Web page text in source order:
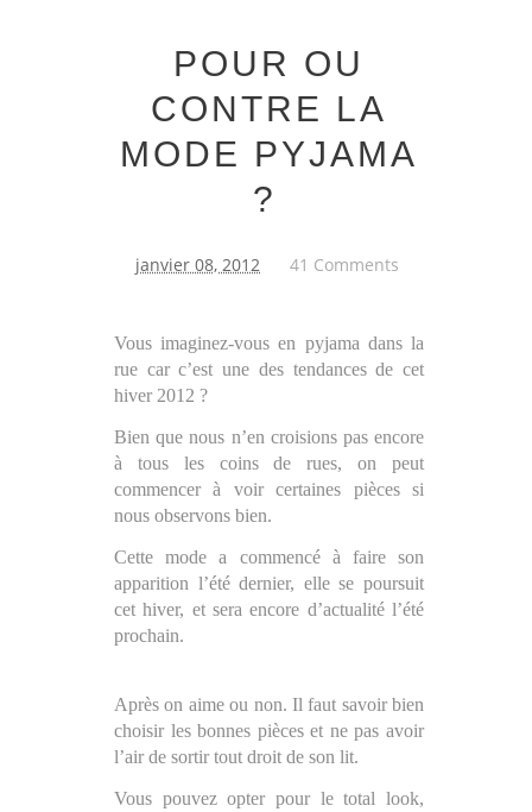
POUR OU
CONTRE LA
MODE PYJAMA
?
janvier 08, 2012 41 Comments
Vous imaginez-vous en pyjama dans la
rue car c’est une des tendances de cet
hiver 2012 ?
Bien que nous n’en croisions pas encore
à tous les coins de rues, on peut
commencer à voir certaines pièces si
nous observons bien.
Cette mode a commencé à faire son
apparition l’été dernier, elle se poursuit
cet hiver, et sera encore d’actualité l’été
prochain.
Après on aime ou non. Il faut savoir bien
choisir les bonnes pièces et ne pas avoir
l’air de sortir tout droit de son lit.
Vous pouvez opter pour le total look,